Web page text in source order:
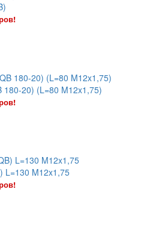
180-20) (L=80 M12x1,75)
L=130 M12x1,75